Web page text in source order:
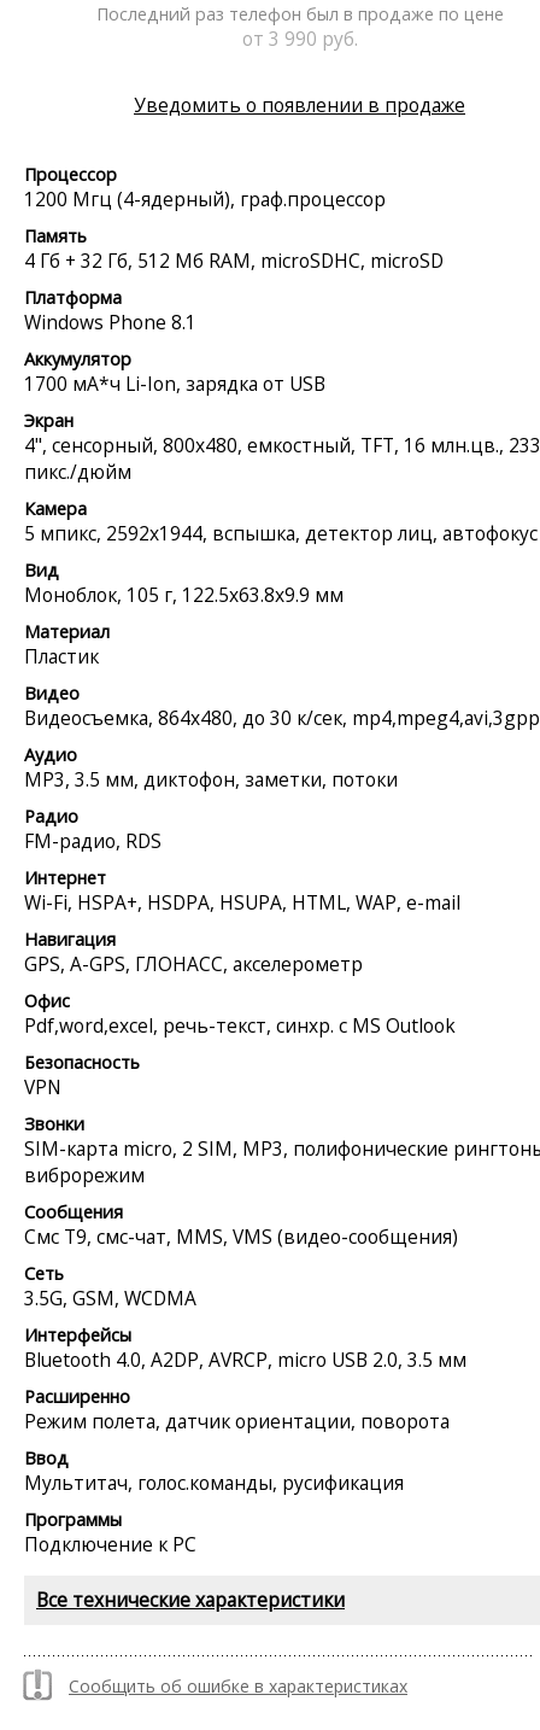
Последний раз телефон был в продаже по цене
от 3 990 руб.
Уведомить о появлении в продаже
Процессор
1200 Мгц (4-ядерный), граф.процессор
Память
4 Гб + 32 Гб, 512 Мб RAM, microSDHC, microSD
Платформа
Windows Phone 8.1
Аккумулятор
1700 мА*ч Li-Ion, зарядка от USB
Экран
4", сенсорный, 800x480, емкостный, TFT, 16 млн.цв., 233
пикс./дюйм
Камера
5 мпикс, 2592x1944, вспышка, детектор лиц, автофокус
Вид
Моноблок, 105 г, 122.5x63.8x9.9 мм
Материал
Пластик
Видео
Видеосъемка, 864x480, до 30 к/сек, mp4,mpeg4,avi,3gpp
Аудио
MP3, 3.5 мм, диктофон, заметки, потоки
Радио
FM-радио, RDS
Интернет
Wi-Fi, HSPA+, HSDPA, HSUPA, HTML, WAP, e-mail
Навигация
GPS, A-GPS, ГЛОНАСС, акселерометр
Офис
Pdf,word,excel, речь-текст, синхр. с MS Outlook
Безопасность
VPN
Звонки
SIM-карта micro, 2 SIM, MP3, полифонические
виброрежим
Сообщения
Смс Т9, смс-чат, MMS, VMS (видео-сообщения)
Сеть
3.5G, GSM, WCDMA
Интерфейсы
Bluetooth 4.0, A2DP, AVRCP, micro USB 2.0, 3.5 мм
Расширенно
Режим полета, датчик ориентации, поворота
Ввод
Мультитач, голос.команды, русификация
Программы
Подключение к PC
Все технические характеристики
Сообщить об ошибке в характеристиках